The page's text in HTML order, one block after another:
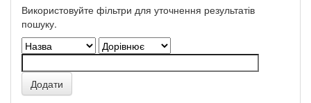
Використовуйте фільтри для уточнення результатів
пошуку.